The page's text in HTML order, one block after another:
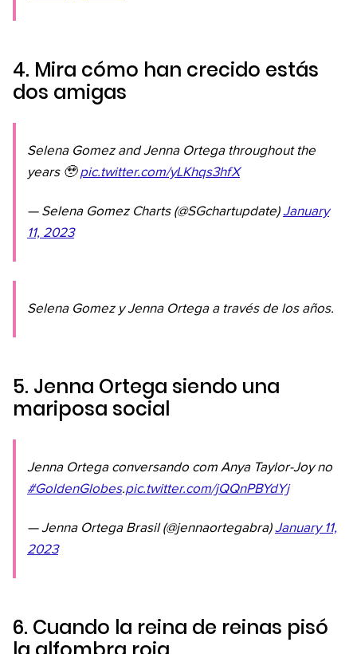
4. Mira cómo han crecido estás
dos amigas
Selena Gomez and Jenna Ortega throughout the
years 🥹pic.twitter.com/yLKhqs3hfX
— Selena Gomez Charts (@SGchartupdate)January
11, 2023
Selena Gomez y Jenna Ortega a través de los años.
5. Jenna Ortega siendo una
mariposa social
Jenna Ortega conversando com Anya Taylor-Joy no
#GoldenGlobes.pic.twitter.com/jQQnPBYdYj
— Jenna Ortega Brasil (@jennaortegabra)January 11,
2023
6. Cuando la reina de reinas pisó